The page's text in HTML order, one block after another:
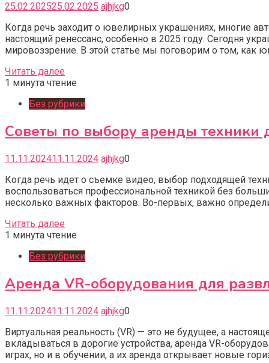
25.02.202525.02.2025 ajhjkg0
Когда речь заходит о ювелирных украшениях, многие
настоящий ренессанс, особенно в 2025 году. Сегодня
мировоззрение. В этой статье мы поговорим о том, как
Читать далее
1 минута чтение
Без рубрики
Советы по выбору аренды техники
11.11.202411.11.2024 ajhjkg0
Когда речь идет о съемке видео, выбор подходящей
воспользоваться профессиональной техникой без
несколько важных факторов. Во-первых, важно
Читать далее
1 минута чтение
Без рубрики
Аренда VR-оборудования для
11.11.202411.11.2024 ajhjkg0
Виртуальная реальность (VR) — это не будущее, а
вкладываться в дорогие устройства, аренда VR-
играх, но и в обучении, а их аренда открывает новые